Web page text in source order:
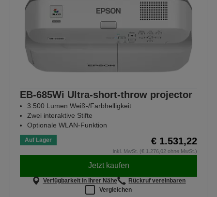
EB-685Wi Ultra-short-throw projector
3.500 Lumen Weiß-/Farbhelligkeit
Zwei interaktive Stifte
Optionale WLAN-Funktion
Auf Lager € 1.531,22
inkl. MwSt. (€ 1.276,02 ohne MwSt.)
Jetzt kaufen
Verfügbarkeit in Ihrer Nähe
Rückruf vereinbaren
Vergleichen